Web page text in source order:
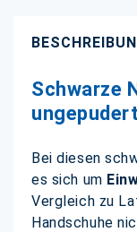
Schwarze
Bei diesen
es sich um
Vergleich zu
Handschuhe